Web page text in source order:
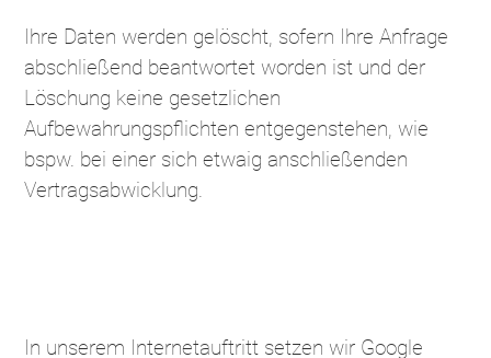
Ihre Daten werden gelöscht, sofern Ihre Anfrage
abschließend beantwortet worden ist und der
Löschung keine gesetzlichen
Aufbewahrungspflichten entgegenstehen, wie
bspw. bei einer sich etwaig anschließenden
Vertragsabwicklung.
In unserem Internetauftritt setzen wir Google